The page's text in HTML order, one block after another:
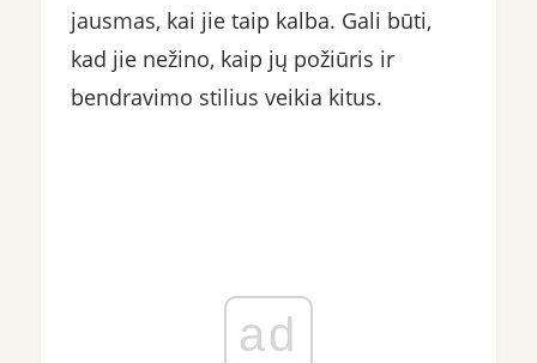
jausmas, kai jie taip kalba. Gali būti,
kad jie nežino, kaip jų požiūris ir
bendravimo stilius veikia kitus.
ad